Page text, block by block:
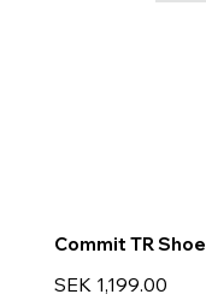
Commit TR Shoe
Price
SEK 1,199.00